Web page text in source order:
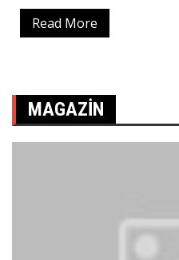
Read More
MAGAZIN